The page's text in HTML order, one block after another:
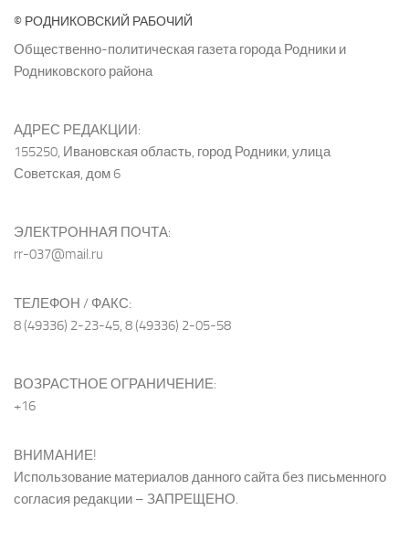
© РОДНИКОВСКИЙ РАБОЧИЙ
Общественно-политическая газета города Родники и
Родниковского района
АДРЕС РЕДАКЦИИ:
155250, Ивановская область, город Родники, улица
Советская, дом 6
ЭЛЕКТРОННАЯ ПОЧТА:
rr-037@mail.ru
ТЕЛЕФОН / ФАКС:
8 (49336) 2-23-45, 8 (49336) 2-05-58
ВОЗРАСТНОЕ ОГРАНИЧЕНИЕ:
+16
ВНИМАНИЕ!
Использование материалов данного сайта без письменного
согласия редакции – ЗАПРЕЩЕНО.